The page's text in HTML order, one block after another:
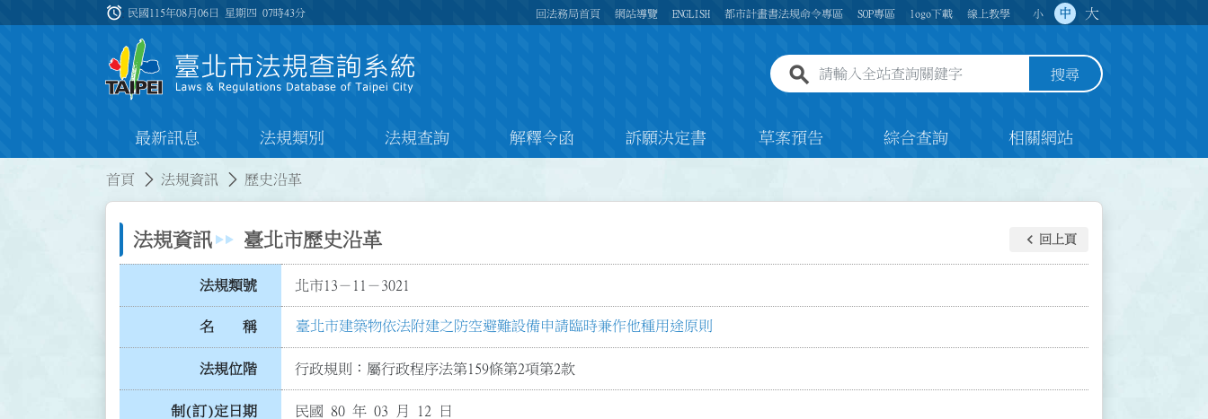
:::
alarm 民國115年08月06日 星期四07時43分 回法務局首頁 網站導覽 ENGLISH 都市計畫書法規命令專區 SOP專區 logo下載 線上教學 小 中 大
全站查詢關鍵字欄位 搜尋
最新訊息 法規類別 法規查詢 解釋令函 訴願決定書 草案預告 綜合查詢 相關網站
首頁 法規資訊 歷史沿革
法規資訊 臺北市歷史沿革 keyboard_arrow_left 回上頁
法規類號 北市13－11－3021
名 稱 臺北市建築物依法附建之防空避難設備申請臨時兼作他種用途原則
法規位階 行政規則：屬行政程序法第159條第2項第2款
制(訂)定日期 民國 80 年 03 月 12 日